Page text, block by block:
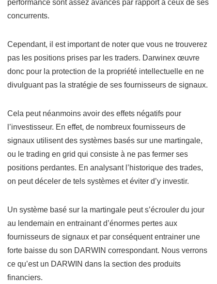
performance sont assez avancés par rapport à ceux de ses
concurrents.
Cependant, il est important de noter que vous ne trouverez
pas les positions prises par les traders. Darwinex œuvre
donc pour la protection de la propriété intellectuelle en ne
divulguant pas la stratégie de ses fournisseurs de signaux.
Cela peut néanmoins avoir des effets négatifs pour
l’investisseur. En effet, de nombreux fournisseurs de
signaux utilisent des systèmes basés sur une martingale,
ou le trading en grid qui consiste à ne pas fermer ses
positions perdantes. En analysant l’historique des trades,
on peut déceler de tels systèmes et éviter d’y investir.
Un système basé sur la martingale peut s’écrouler du jour
au lendemain en entrainant d’énormes pertes aux
fournisseurs de signaux et par conséquent entrainer une
forte baisse du son DARWIN correspondant. Nous verrons
ce qu’est un DARWIN dans la section des produits
financiers.